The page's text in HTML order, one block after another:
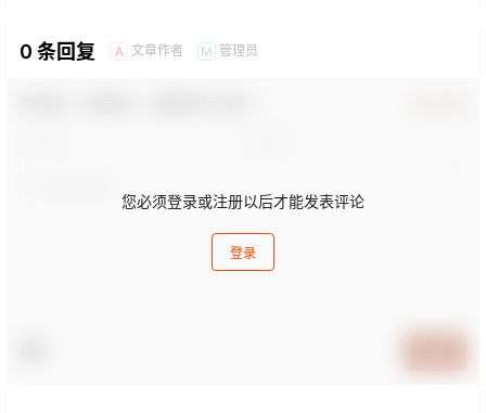
0 条回复 A 文章作者 M 管理员
您必须登录或注册以后才能发表评论
登录